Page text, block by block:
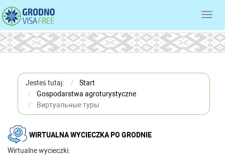
Jesteś tutaj:
Start
Gospodarstwa agroturystyczne
Виртуальные туры
WIRTUALNA WYCIECZKA PO GRODNIE
Wirtualne wycieczki: